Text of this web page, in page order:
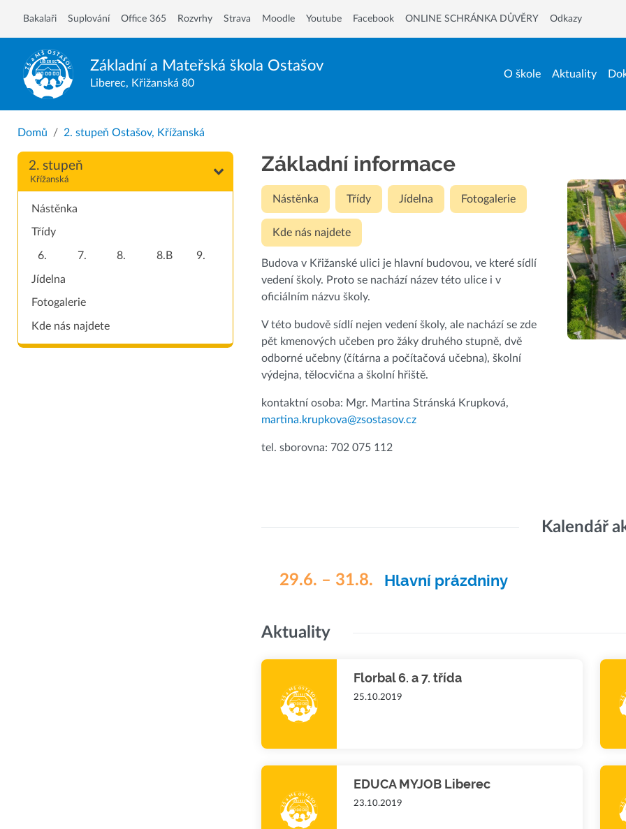
Základní a Mateřská škola Ostašov
Liberec, Křižanská 80
O škole Aktuality
Bakalaři Suplování Office 365 Rozvrhy Strava Moodle Youtube Facebook ONLINE SCHRÁNKA DŮVĚRY Odkazy
Domů 2. stupeň Ostašov, Křížanská
2. stupeň
Křížanská
Nástěnka
Třídy
6. 7. 8. 8.B 9.
Jídelna
Fotogalerie
Kde nás najdete
Základní informace
Nástěnka Třídy Jídelna Fotogalerie
Kde nás najdete
Budova v Křižanské ulici je hlavní budovou, ve které sídlí
vedení školy. Proto se nachází název této ulice i v
oficiálním názvu školy.
V této budově sídlí nejen vedení školy, ale nachází se zde
pět kmenových učeben pro žáky druhého stupně, dvě
odborné učebny (čítárna a počítačová učebna), školní
výdejna, tělocvična a školní hřiště.
kontaktní osoba: Mgr. Martina Stránská Krupková,
martina.krupkova@zsostasov.cz
tel. sborovna: 702 075 112
Kalendář
29.6. – 31.8. Hlavní prázdniny
Aktuality
Florbal 6. a 7. třída
25.10.2019
EDUCA MYJOB Liberec
23.10.2019